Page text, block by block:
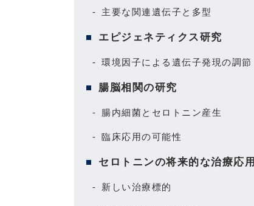
主要な関連遺伝子と多型
エピジェネティクス研究
環境因子による遺伝子発現の調節
腸脳相関の研究
腸内細菌とセロトニン産生
臨床応用の可能性
セロトニンの将来的な治療応用
新しい治療標的